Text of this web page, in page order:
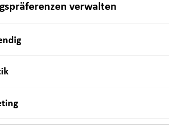
Beschwerdedialog
verwalten